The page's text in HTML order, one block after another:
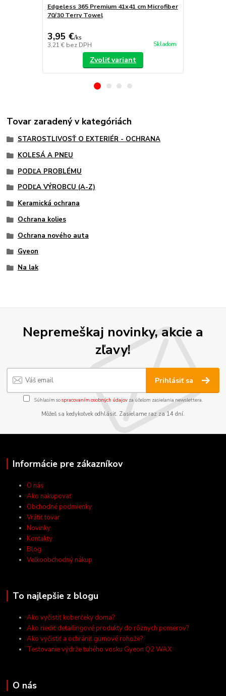
Edgeless 365 Premium 41x41 cm Microfiber
70/30 Terry Towel
3,95 €/ks
3,21 € bez DPH Skladom
Zvoliť variant
Tovar zaradený v kategóriách
STAROSTLIVOSŤ O EXTERIÉR - OCHRANA
KOLESÁ A PNEU
PODĽA PROBLÉMU
PODĽA VÝROBCU (A-Z)
Keramická ochrana
Ochrana kolies
Ochrana nového auta
Gyeon
Na lak
Nepremeškaj novinky, akcie a
zľavy!
Prihlásiť sa
Súhlasím sospracovaním osobných údajov za účelom zasielania newslettera.
Môžeš sa kedykoľvek odhlásiť. Zasielame raz za 14 dní.
Informácie pre zákazníkov
O nás
Ako nakupovať
Obchodné podmienky
Vrátiť tovar
Novinky
Kontakty
Blog
Veľkoobchodný nákup
To najlepšie z blogu
Ako vyčistiť koberčeky doma?
Ako riediť detailingové produkty do rôznych pomerov?
Ako vyčistiť a ochrániť gumové rohože?
Testovanie výdrže tuhého vosku Gyeon Q2 WAX
O nás